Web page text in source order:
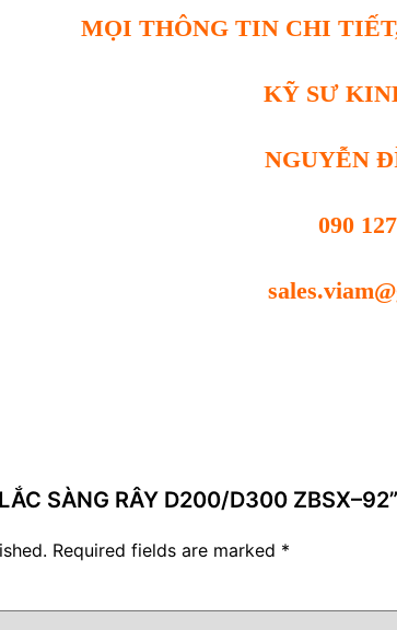
MỌI THÔNG TIN CHI
KỸ SƯ
NGUYỄN
090
SÀNG RÂY D200/D300 ZBSX–92”
Required fields are marked *